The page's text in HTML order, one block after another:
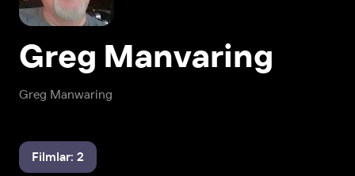
Greg Manwaring
Greg Manvaring
Filmlar: 2